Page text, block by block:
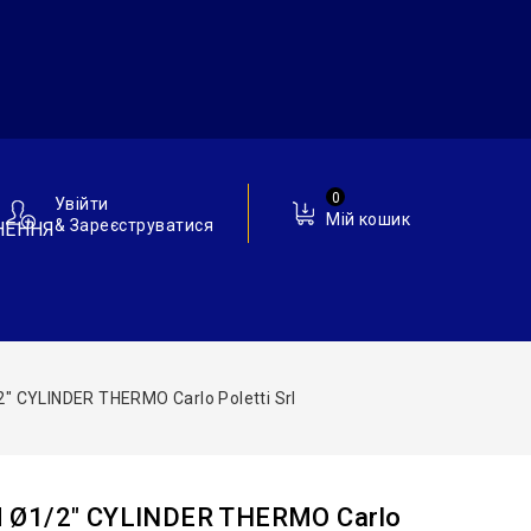
Мій кошик
0
Увійти
& Зареєструватися
THERMO Carlo Poletti Srl
2″ CYLINDER THERMO Carlo